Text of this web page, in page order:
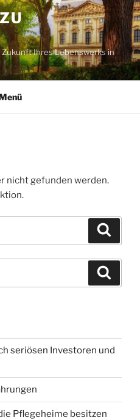
Ihres Lebenswerks in
nicht gefunden werden.
seriösen Investoren und
Pflegeheime besitzen